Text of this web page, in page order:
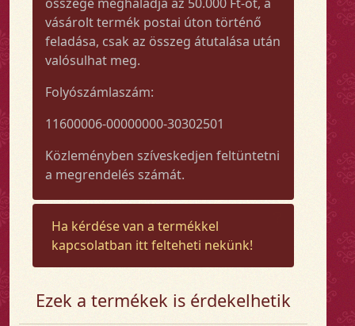
vásárolt termék postai úton történő
feladása, csak az összeg átutalása után
valósulhat meg.
Folyószámlaszám:
11600006-00000000-30302501
Közleményben szíveskedjen feltüntetni
a megrendelés számát.
Ha kérdése van a termékkel
kapcsolatban itt felteheti nekünk!
Ezek a termékek is érdekelhetik